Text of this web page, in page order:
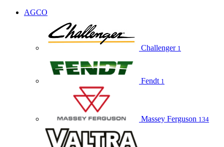
AGCO
Challenger 1
Fendt 1
Massey Ferguson 134